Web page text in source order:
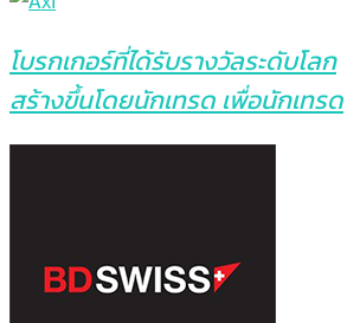
โบรกเกอร์ที่ได้รับรางวัลระดับโลก
สร้างขึ้นโดยนักเทรด เพื่อนักเทรด